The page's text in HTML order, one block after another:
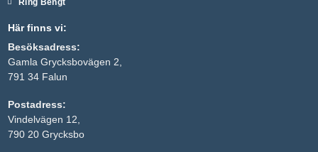
Här finns vi:
Besöksadress:
Gamla Grycksbovägen 2,
791 34 Falun
Postadress:
Vindelvägen 12,
790 20 Grycksbo